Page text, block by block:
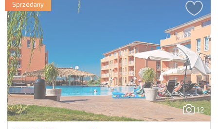
12
Sprzedany